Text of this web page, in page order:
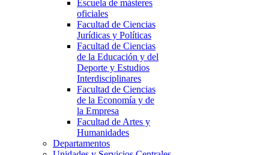
Escuela de másteres
oficiales
Facultad de Ciencias
Jurídicas y Políticas
Facultad de Ciencias
de la Educación y del
Deporte y Estudios
Interdisciplinares
Facultad de Ciencias
de la Economía y de
la Empresa
Facultad de Artes y
Humanidades
Departamentos